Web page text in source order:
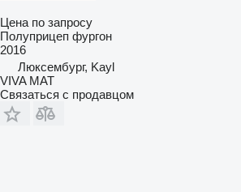
Цена по запросу
Полуприцеп фургон
2016
Люксембург, Kayl
VIVA MAT
Связаться с продавцом